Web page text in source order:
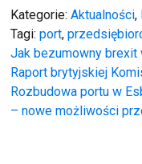
Kategorie:Aktualności,
Tagi:port,
wpisu
Jak bezumowny brexit
Raport brytyjskiej
Rozbudowa portu w
– nowe możliwości